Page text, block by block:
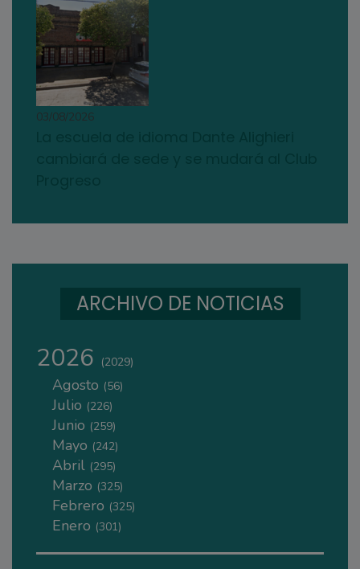
03/08/2026
ARCHIVO DE NOTICIAS
2026 (2029)
Agosto (56)
Julio (226)
Junio (259)
Mayo (242)
Abril (295)
Marzo (325)
Febrero (325)
Enero (301)